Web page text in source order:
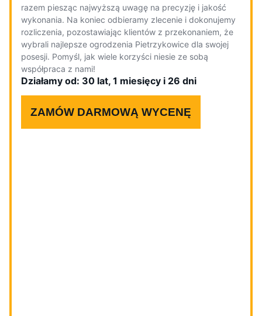
razem piesząc najwyższą uwagę na precyzję i jakość
wykonania. Na koniec odbieramy zlecenie i dokonujemy
rozliczenia, pozostawiając klientów z przekonaniem, że
wybrali najlepsze ogrodzenia Pietrzykowice dla swojej
posesji. Pomyśl, jak wiele korzyści niesie ze sobą
współpraca z nami!
Działamy od: 30 lat, 1 miesięcy i 26 dni
ZAMÓW DARMOWĄ WYCENĘ